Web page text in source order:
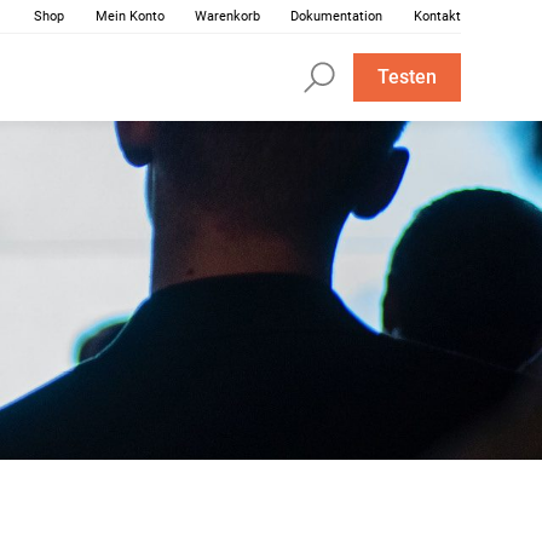
Shop Mein Konto Warenkorb Dokumentation Kontakt
Testen